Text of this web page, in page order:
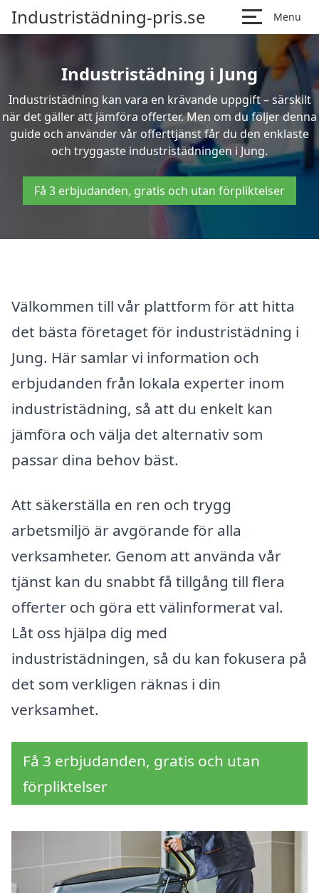
Industristädning-pris.se Menu
Industristädning i Jung
Industristädning kan vara en krävande uppgift – särskilt
när det gäller att jämföra offerter. Men om du följer denna
guide och använder vår offerttjänst får du den enklaste
och tryggaste industristädningen i Jung.
Få 3 erbjudanden, gratis och utan förpliktelser
Välkommen till vår plattform för att hitta
det bästa företaget för industristädning i
Jung. Här samlar vi information och
erbjudanden från lokala experter inom
industristädning, så att du enkelt kan
jämföra och välja det alternativ som
passar dina behov bäst.
Att säkerställa en ren och trygg
arbetsmiljö är avgörande för alla
verksamheter. Genom att använda vår
tjänst kan du snabbt få tillgång till flera
offerter och göra ett välinformerat val.
Låt oss hjälpa dig med
industristädningen, så du kan fokusera på
det som verkligen räknas i din
verksamhet.
Få 3 erbjudanden, gratis och utan
förpliktelser